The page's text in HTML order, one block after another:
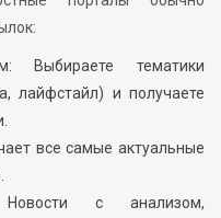
Выбираете тематики
лайфстайл) и получаете
все самые актуальные
Новости с анализом,